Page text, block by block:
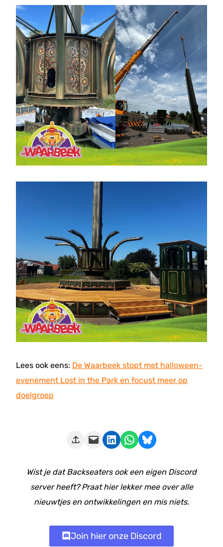
Lees ook eens: De Waarbeek stopt met halloween-
evenement Lost in the Park en focust meer op
doelgroep
Deze pagina e-mailen Delen op LinkedIn Delen via WhatsApp Share on Bluesky
Wist je dat Backseaters ook een eigen Discord
server heeft? Praat hier lekker mee over alle
nieuwtjes en ontwikkelingen en mis niets.
Join hier onze Discord